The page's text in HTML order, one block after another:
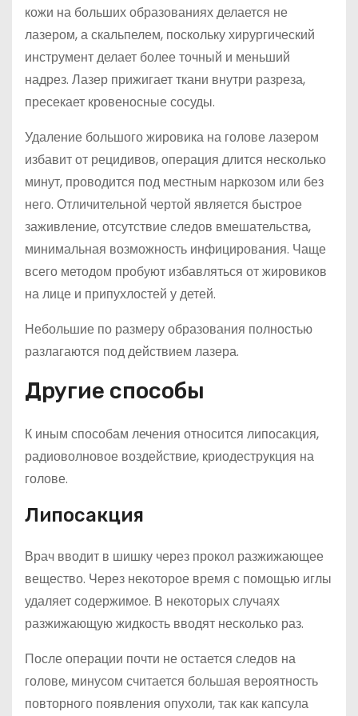
кожи на больших образованиях делается не
лазером, а скальпелем, поскольку хирургический
инструмент делает более точный и меньший
надрез. Лазер прижигает ткани внутри разреза,
пресекает кровеносные сосуды.
Удаление большого жировика на голове лазером
избавит от рецидивов, операция длится несколько
минут, проводится под местным наркозом или без
него. Отличительной чертой является быстрое
заживление, отсутствие следов вмешательства,
минимальная возможность инфицирования. Чаще
всего методом пробуют избавляться от жировиков
на лице и припухлостей у детей.
Небольшие по размеру образования полностью
разлагаются под действием лазера.
Другие способы
К иным способам лечения относится липосакция,
радиоволновое воздействие, криодеструкция на
голове.
Липосакция
Врач вводит в шишку через прокол разжижающее
вещество. Через некоторое время с помощью иглы
удаляет содержимое. В некоторых случаях
разжижающую жидкость вводят несколько раз.
После операции почти не остается следов на
голове, минусом считается большая вероятность
повторного появления опухоли, так как капсула